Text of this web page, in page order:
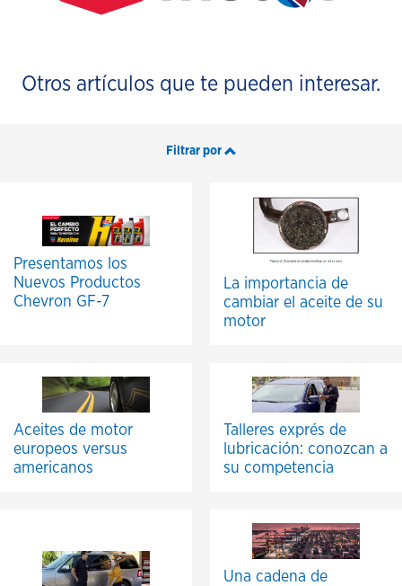
Otros artículos que te pueden interesar.
Filtrar por
Presentamos los
Nuevos Productos
Chevron GF-7
La importancia de
cambiar el aceite de su
motor
Aceites de motor
europeos versus
americanos
Talleres exprés de
lubricación: conozcan a
su competencia
Una cadena de